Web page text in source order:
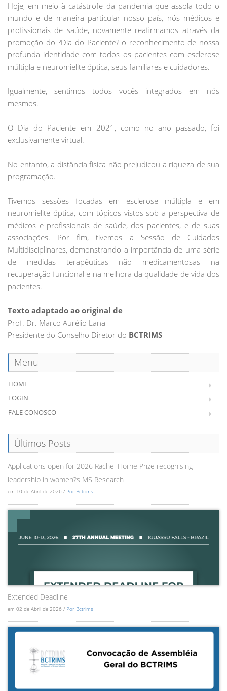
Hoje, em meio à catástrofe da pandemia que assola todo o
mundo e de maneira particular nosso país, nós médicos e
profissionais de saúde, novamente reafirmamos através da
promoção do ?Dia do Paciente? o reconhecimento de nossa
profunda identidade com todos os pacientes com esclerose
múltipla e neuromielite óptica, seus familiares e cuidadores.
Igualmente, sentimos todos vocês integrados em nós
mesmos.
O Dia do Paciente em 2021, como no ano passado, foi
exclusivamente virtual.
No entanto, a distância física não prejudicou a riqueza de sua
programação.
Tivemos sessões focadas em esclerose múltipla e em
neuromielite óptica, com tópicos vistos sob a perspectiva de
médicos e profissionais de saúde, dos pacientes, e de suas
associações. Por fim, tivemos a Sessão de Cuidados
Multidisciplinares, demonstrando a importância de uma série
de medidas terapêuticas não medicamentosas na
recuperação funcional e na melhora da qualidade de vida dos
pacientes.
Texto adaptado ao original de
Prof. Dr. Marco Aurélio Lana
Presidente do Conselho Diretor do BCTRIMS
Menu
HOME
LOGIN
FALE CONOSCO
Últimos Posts
Applications open for 2026 Rachel Horne Prize recognising
leadership in women?s MS Research
em 10 de Abril de 2026 / Por Bctrims
Extended Deadline
em 02 de Abril de 2026 / Por Bctrims